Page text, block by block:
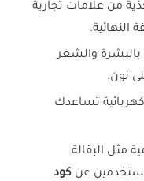
من علامات تجارية
النهائية.
بالبشرة والشعر
نون.
تساعدك
مثل البقالة
عن كود